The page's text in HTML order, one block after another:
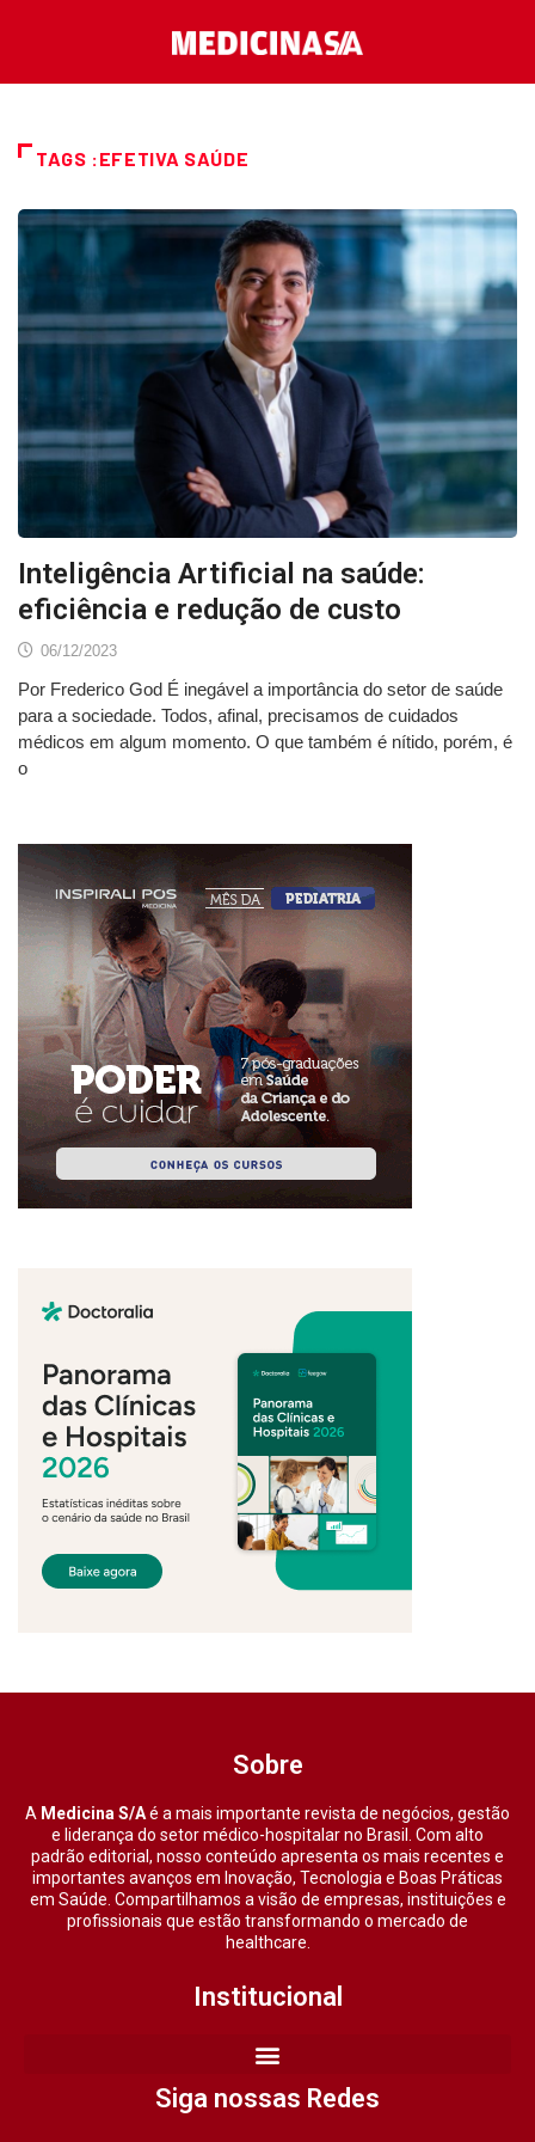
TAGS :EFETIVA SAÚDE
Inteligência Artificial na saúde:
eficiência e redução de custo
06/12/2023
Por Frederico God É inegável a importância do setor de saúde
para a sociedade. Todos, afinal, precisamos de cuidados
médicos em algum momento. O que também é nítido, porém, é
o
Sobre
A Medicina S/Aé a mais importante revista de negócios, gestão
e liderança do setor médico-hospitalar no Brasil. Com alto
padrão editorial, nosso conteúdo apresenta os mais recentes e
importantes avanços em Inovação, Tecnologia e Boas Práticas
em Saúde. Compartilhamos a visão de empresas, instituições e
profissionais que estão transformando o mercado de
healthcare.
Institucional
Siga nossas Redes